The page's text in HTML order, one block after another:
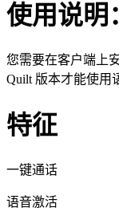
使用说明：
您需要在客户端上
Quilt 版本才能使用
特征
一键通话
语音激活